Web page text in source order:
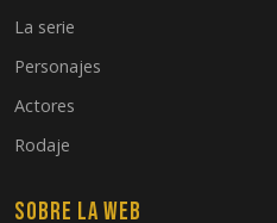
La serie
Personajes
Actores
Rodaje
Sobre la web